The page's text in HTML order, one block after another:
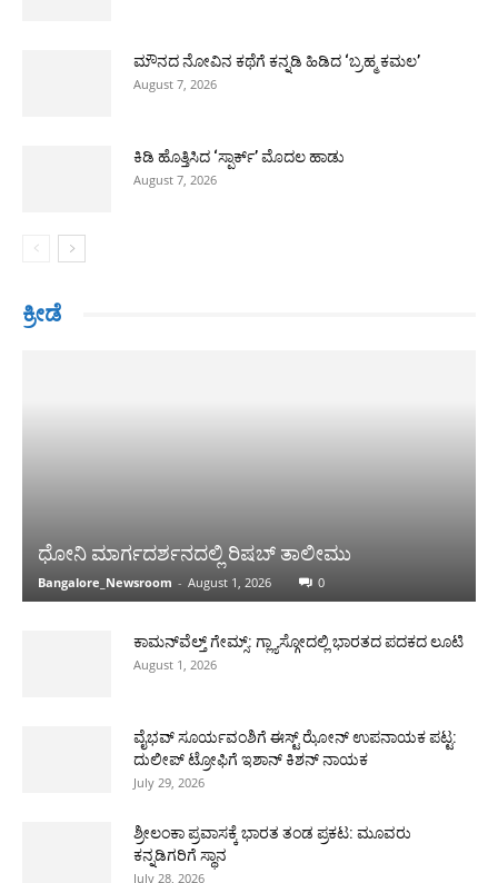
ಮೌನದ ನೋವಿನ ಕಥೆಗೆ ಕನ್ನಡಿ ಹಿಡಿದ ‘ಬ್ರಹ್ಮ ಕಮಲ’
August 7, 2026
ಕಿಡಿ ಹೊತ್ತಿಸಿದ ‘ಸ್ಪಾರ್ಕ್’ ಮೊದಲ ಹಾಡು
August 7, 2026
ಕ್ರೀಡೆ
ಧೋನಿ ಮಾರ್ಗದರ್ಶನದಲ್ಲಿ ರಿಷಬ್ ತಾಲೀಮು
Bangalore_Newsroom - August 1, 2026 0
ಕಾಮನ್‌ವೆಲ್ತ್ ಗೇಮ್ಸ್: ಗ್ಲ್ಯಾಸ್ಗೋದಲ್ಲಿ ಭಾರತದ ಪದಕದ ಲೂಟಿ
August 1, 2026
ವೈಭವ್ ಸೂರ್ಯವಂಶಿಗೆ ಈಸ್ಟ್ ಝೋನ್ ಉಪನಾಯಕ ಪಟ್ಟ:
ದುಲೀಪ್ ಟ್ರೋಫಿಗೆ ಇಶಾನ್ ಕಿಶನ್ ನಾಯಕ
July 29, 2026
ಶ್ರೀಲಂಕಾ ಪ್ರವಾಸಕ್ಕೆ ಭಾರತ ತಂಡ ಪ್ರಕಟ: ಮೂವರು
ಕನ್ನಡಿಗರಿಗೆ ಸ್ಥಾನ
July 28, 2026